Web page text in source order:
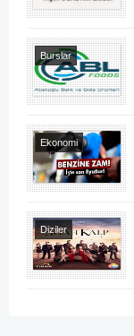
Burslar
Ekonomi
Otomobil
Teknoloji-Otomotiv-
Diziler
Televizyon